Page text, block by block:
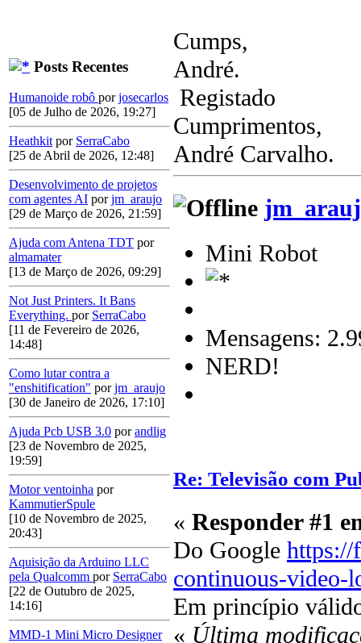
Posts Recentes
Humanoide robô porjosecarlos
[05 de Julho de 2026, 19:27]
Heathkit por SerraCabo
[25 de Abril de 2026, 12:48]
Desenvolvimento de projetos
com agentes AI porjm_araujo
[29 de Março de 2026, 21:59]
Ajuda com Antena TDT por
almamater
[13 de Março de 2026, 09:29]
Not Just Printers. It Bans
Everything. por SerraCabo
[11 de Fevereiro de 2026,
14:48]
Como lutar contra a
"enshitification" porjm_araujo
[30 de Janeiro de 2026, 17:10]
Ajuda Pcb USB 3.0 porandlig
[23 de Novembro de 2025,
19:59]
Motor ventoinha por
KammutierSpule
[10 de Novembro de 2025,
20:43]
Aquisição da Arduino LLC
pela Qualcomm por SerraCabo
[22 de Outubro de 2025,
14:16]
MMD-1 Mini Micro Designer
Cumps,
André.
Registado
Cumprimentos,
André Carvalho.
Mini Robot
Mensagens:
NERD!
Re: Televisão com
« Responder #1
Do Google https://
continuous-video-
Em princípio
« Última